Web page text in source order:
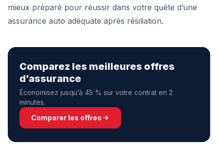
mieux préparé pour réussir dans votre quête d’une
assurance auto adéquate après résiliation.
Comparez les meilleures offres
d’assurance
Économisez jusqu’à 45 % sur votre contrat en 2
minutes.
Comparer les offres